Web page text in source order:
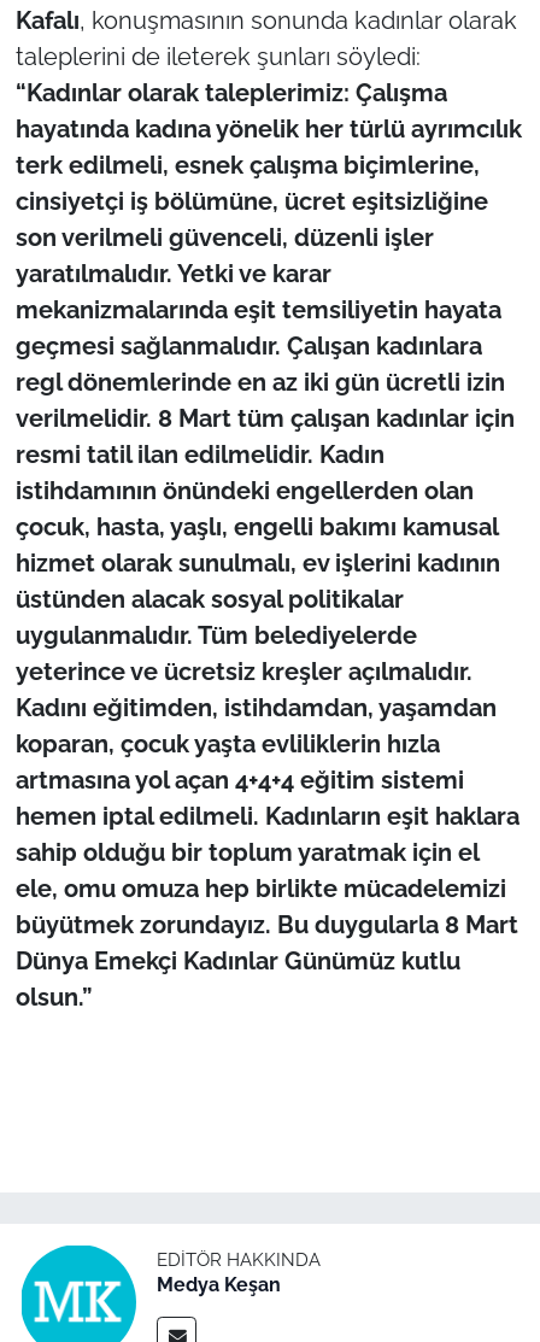
Kafalı, konuşmasının sonunda kadınlar olarak
taleplerini de ileterek şunları söyledi:
“Kadınlar olarak taleplerimiz: Çalışma
hayatında kadına yönelik her türlü ayrımcılık
terk edilmeli, esnek çalışma biçimlerine,
cinsiyetçi iş bölümüne, ücret eşitsizliğine
son verilmeli güvenceli, düzenli işler
yaratılmalıdır. Yetki ve karar
mekanizmalarında eşit temsiliyetin hayata
geçmesi sağlanmalıdır. Çalışan kadınlara
regl dönemlerinde en az iki gün ücretli izin
verilmelidir. 8 Mart tüm çalışan kadınlar için
resmi tatil ilan edilmelidir. Kadın
istihdamının önündeki engellerden olan
çocuk, hasta, yaşlı, engelli bakımı kamusal
hizmet olarak sunulmalı, ev işlerini kadının
üstünden alacak sosyal politikalar
uygulanmalıdır. Tüm belediyelerde
yeterince ve ücretsiz kreşler açılmalıdır.
Kadını eğitimden, istihdamdan, yaşamdan
koparan, çocuk yaşta evliliklerin hızla
artmasına yol açan 4+4+4 eğitim sistemi
hemen iptal edilmeli. Kadınların eşit haklara
sahip olduğu bir toplum yaratmak için el
ele, omu omuza hep birlikte mücadelemizi
büyütmek zorundayız. Bu duygularla 8 Mart
Dünya Emekçi Kadınlar Günümüz kutlu
olsun.”
EDITÖR HAKKINDA
Medya Keşan